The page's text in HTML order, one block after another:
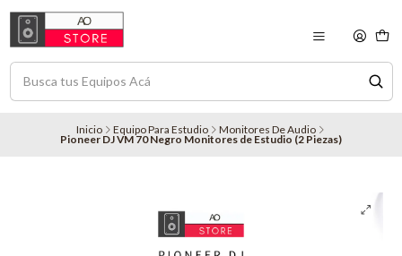
Inicio Equipo Para Estudio Monitores De Audio
Pioneer DJ VM 70 Negro Monitores de Estudio (2 Piezas)